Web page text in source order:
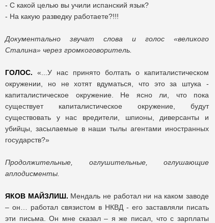
- С какой целью вы учили испанский язык?
- На какую разведку работаете?!!!
Документально звучат слова и голос «великого
Сталина» через громкоговоритель.
ГОЛОС. «...У нас принято болтать о капиталистическом
окружении, но не хотят вдуматься, что это за штука -
капиталистическое окружение. Не ясно ли, что пока
существует капиталистическое окружение, будут
существовать у нас вредители, шпионы, диверсанты и
убийцы, засылаемые в наши тылы агентами иностранных
государств?»
Продолжительные, оглушительные, оглушающие
аплодисменты.
ЯКОВ МАЙЗЛИШ. Мендаль не работал ни на каком заводе
– он… работал связистом в НКВД - его заставляли писать
эти письма. Он мне сказал – я же писал, что с зарплаты